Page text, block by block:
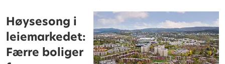
Høysesong i
leiemarkedet:
Færre boliger